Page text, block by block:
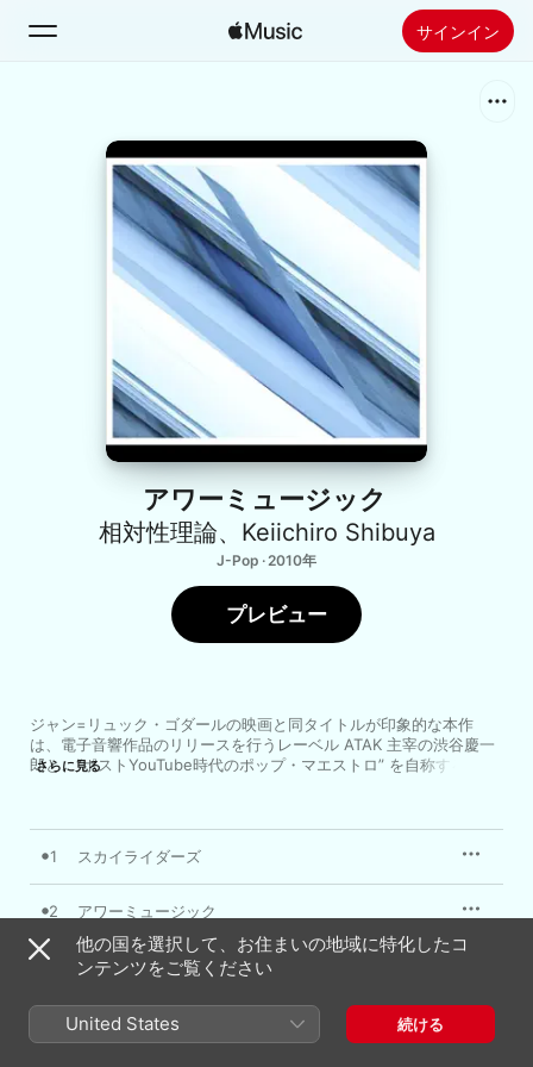
サインイン
ホーム
新着おすすめ
ラジオ
Apple Musicをインストール
アワーミュージック
相対性理論、 Keiichiro Shibuya
J-Pop · 2010年
ジャン=リュック・ゴダールの映画と同タイトルが印象的な本作
は、電子音響作品のリリースを行うレーベル ATAK 主宰の渋谷慶一
郎と、“ポストYouTube時代のポップ・マエストロ” を自称するハイ
アルバム「ATAK015 for maria」に収録されている “our
music”、“sky riders” にボーカル&リリックを追加するという再構築
的な内容だが、原作を知らなくとも十分楽しめる完成度はさすがこ
の2組と言うべきか。そしてアイスランドのエレクトロニカ・バンド
mum のメンバーもプレイヤーとして参加し、坂本龍一とのコラボレ
ストにも恵まれている。さらには “sky riders” と “our music” に関
してはバンド・バージョンと静寂際立つピアノ&ボーカル・バージョ
嬉しいかぎり。「ATAK015 for maria」と合わせてチェックした
さらに見る
プレビュー
1 スカイライダーズ
2 アワーミュージック
3 BLUE
sky riders(vo+pf)
他の国を選択して、お住まいの地域に特化したコ
ンテンツをご覧ください
United States 続ける